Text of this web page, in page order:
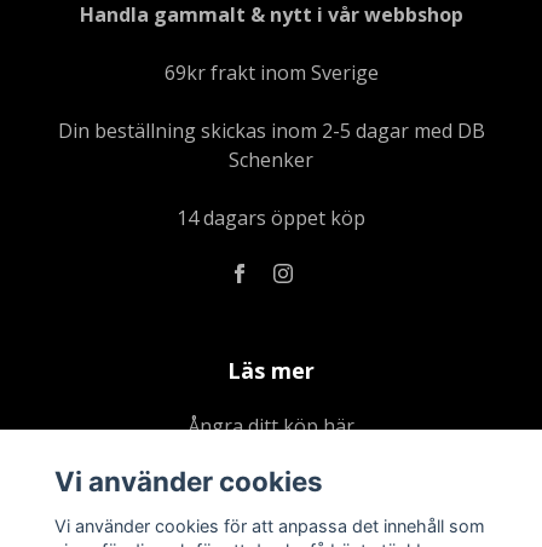
Handla gammalt & nytt i vår webbshop
69kr frakt inom Sverige
Din beställning skickas inom 2-5 dagar med DB
Schenker
14 dagars öppet köp
Läs mer
Ångra ditt köp här
Kontakta oss
Vi använder cookies
Vi använder cookies för att anpassa det innehåll som